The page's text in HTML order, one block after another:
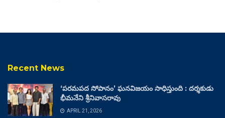
Recent News
‘పరమపద సోపానం’ ఘనవిజయం సాధిస్తుంది : దర్శకుడు
భీమనేని శ్రీనివాసరావు
APRIL 21, 2026